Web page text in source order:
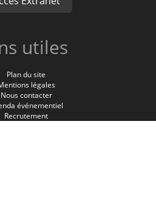
utiles
Plan du site
légales
Nous contacter
événementiel
Recrutement